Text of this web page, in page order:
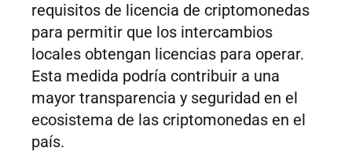
requisitos de licencia de criptomonedas
para permitir que los intercambios
locales obtengan licencias para operar.
Esta medida podría contribuir a una
mayor transparencia y seguridad en el
ecosistema de las criptomonedas en el
país.